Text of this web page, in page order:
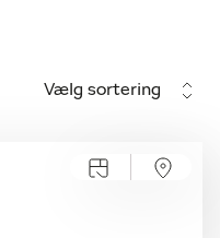
Vælg sortering